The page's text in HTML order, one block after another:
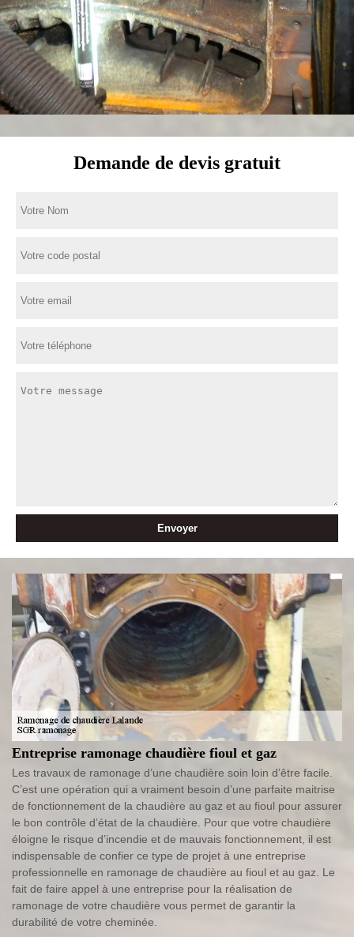
Demande de devis gratuit
Entreprise ramonage chaudière fioul et gaz
Les travaux de ramonage d’une chaudière soin loin d’être facile.
C’est une opération qui a vraiment besoin d’une parfaite maitrise
de fonctionnement de la chaudière au gaz et au fioul pour assurer
le bon contrôle d’état de la chaudière. Pour que votre chaudière
éloigne le risque d’incendie et de mauvais fonctionnement, il est
indispensable de confier ce type de projet à une entreprise
professionnelle en ramonage de chaudière au fioul et au gaz. Le
fait de faire appel à une entreprise pour la réalisation de
ramonage de votre chaudière vous permet de garantir la
durabilité de votre cheminée.